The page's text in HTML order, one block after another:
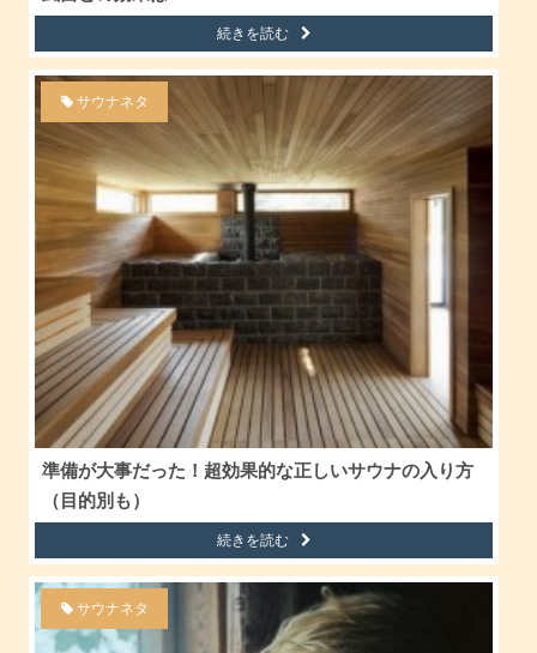
続きを読む
サウナネタ
準備が大事だった！超効果的な正しいサウナの入り方
（目的別も）
続きを読む
サウナネタ